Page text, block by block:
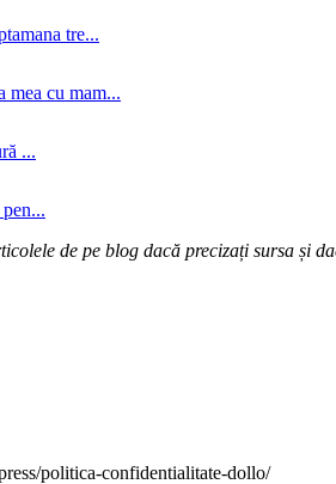
tre...
mea cu mam...
...
de pe blog dacă precizați sursa
politica-confidentialitate-dollo/